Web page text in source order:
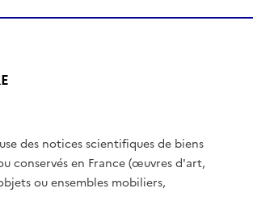
des notices scientifiques de biens
conservés en France (œuvres d'art,
ou ensembles mobiliers,